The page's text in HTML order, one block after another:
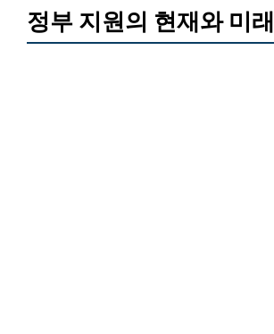
정부 지원의 현재와 미래